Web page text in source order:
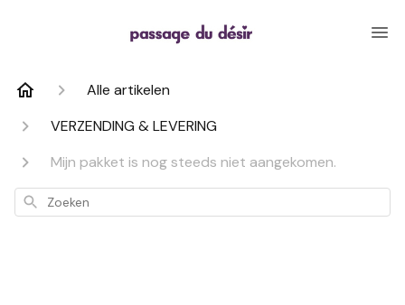
Alle artikelen
VERZENDING & LEVERING
Mijn pakket is nog steeds niet aangekomen.
Zoeken